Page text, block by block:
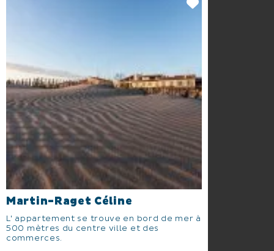
Martin-Raget Céline
L' appartement se trouve en bord de mer à
500 mètres du centre ville et des
commerces.